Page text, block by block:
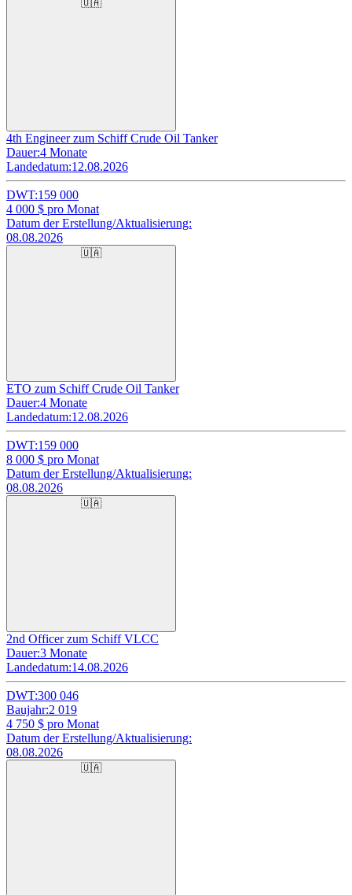
🇺🇦
4th Engineer zum Schiff Crude Oil Tanker
Dauer:4 Monate
Landedatum:12.08.2026
DWT:159 000
4 000 $ pro Monat
Datum der Erstellung/Aktualisierung:
08.08.2026
🇺🇦
ETO zum Schiff Crude Oil Tanker
Dauer:4 Monate
Landedatum:12.08.2026
DWT:159 000
8 000 $ pro Monat
Datum der Erstellung/Aktualisierung:
08.08.2026
🇺🇦
2nd Officer zum Schiff VLCC
Dauer:3 Monate
Landedatum:14.08.2026
DWT:300 046
Baujahr:2 019
4 750 $ pro Monat
Datum der Erstellung/Aktualisierung:
08.08.2026
🇺🇦